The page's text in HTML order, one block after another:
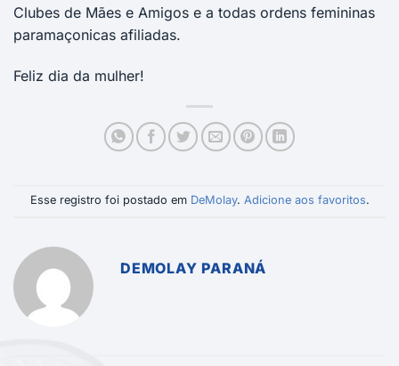
Clubes de Mães e Amigos e a todas ordens femininas
paramaçonicas afiliadas.
Feliz dia da mulher!
Esse registro foi postado em DeMolay. Adicione aos favoritos.
DEMOLAY PARANÁ